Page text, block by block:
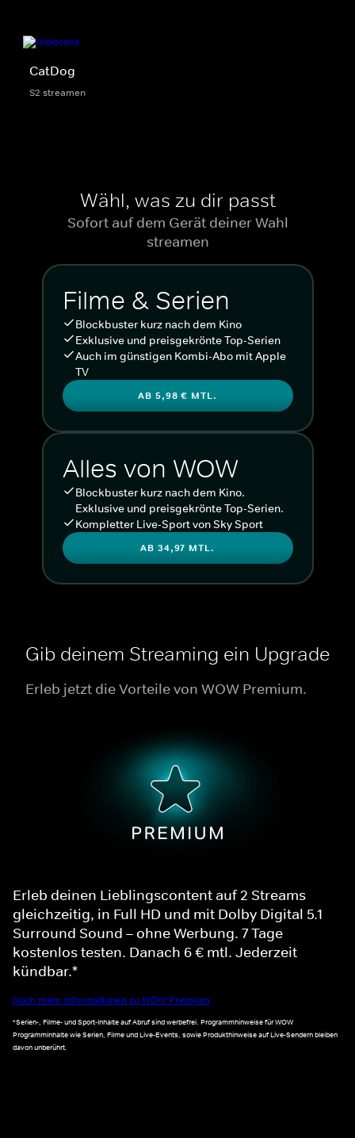
CatDog
S2 streamen
Wähl, was zu dir passt
Sofort auf dem Gerät deiner Wahl
streamen
Filme & Serien
Blockbuster kurz nach dem Kino
Exklusive und preisgekrönte Top-Serien
Auch im günstigen Kombi-Abo mit Apple
TV
AB 5,98 € MTL.
Alles von WOW
Blockbuster kurz nach dem Kino.
Exklusive und preisgekrönte Top-Serien.
Kompletter Live-Sport von Sky Sport
AB 34,97 MTL.
Gib deinem Streaming ein Upgrade
Erleb jetzt die Vorteile von WOW Premium.
Erleb deinen Lieblingscontent auf 2 Streams
gleichzeitig, in Full HD und mit Dolby Digital 5.1
Surround Sound – ohne Werbung. 7 Tage
kostenlos testen. Danach 6 € mtl. Jederzeit
kündbar.*
Noch mehr Informationen zu WOW Premium
*Serien-, Filme- und Sport-Inhalte auf Abruf sind werbefrei. Programmhinweise für WOW
Programminhalte wie Serien, Filme und Live-Events, sowie Produkthinweise auf Live-Sendern bleiben
davon unberührt.